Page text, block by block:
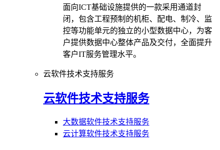
面向ICT基础设施提供的一款采用通道封
闭，包含工程预制的机柜、配电、制冷、监
控等功能单元的独立的小型数据中心，为客
户提供数据中心整体产品及交付，全面提升
客户IT服务管理水平。
云软件技术支持服务
云软件技术支持服务
大数据软件技术支持服务
云计算软件技术支持服务